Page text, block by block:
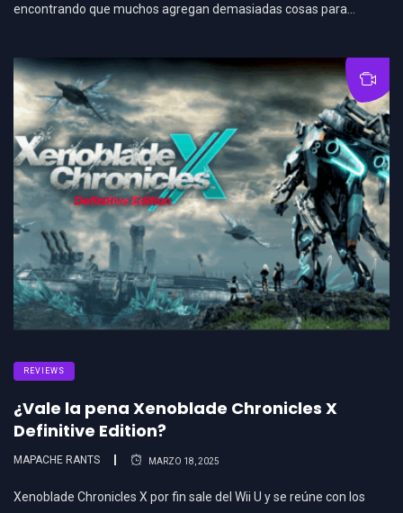
encontrando que muchos agregan demasiadas cosas para…
REVIEWS
¿Vale la pena Xenoblade Chronicles X
Definitive Edition?
MAPACHE RANTS MARZO 18, 2025
Xenoblade Chronicles X por fin sale del Wii U y se reúne con los